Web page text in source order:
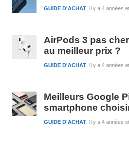
Il y a 4 années
GUIDE D'ACHAT
AirPods 3 pas
au meilleur prix ?
Il y a 4 années
GUIDE D'ACHAT
Meilleurs Google
smartphone
Il y a 4 années
GUIDE D'ACHAT